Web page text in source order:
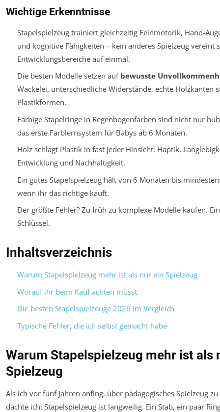
Wichtige Erkenntnisse
Stapelspielzeug trainiert gleichzeitig Feinmotorik, Hand-
und kognitive Fähigkeiten – kein anderes Spielzeug vereint
Entwicklungsbereiche auf einmal.
Die besten Modelle setzen auf bewusste
Wackelei, unterschiedliche Widerstände, echte Holzkanten
Plastikformen.
Farbige Stapelringe in Regenbogenfarben sind nicht nur
das erste Farblernsystem für Babys ab 6 Monaten.
Holz schlägt Plastik in fast jeder Hinsicht: Haptik,
Entwicklung und Nachhaltigkeit.
Ein gutes Stapelspielzeug hält von 6 Monaten bis
wenn ihr das richtige kauft.
Der größte Fehler? Zu früh zu komplexe Modelle kaufen.
Schlüssel.
Inhaltsverzeichnis
Warum Stapelspielzeug mehr ist als nur ein Spielzeug
Worauf ihr beim Kauf achten müsst
Die besten Stapelspielzeuge 2026 im Vergleich
Typische Fehler, die ich selbst gemacht habe
Warum Stapelspielzeug mehr ist als
Spielzeug
Als ich vor fünf Jahren anfing, über pädagogisches Spielzeug
dachte ich: Stapelspielzeug ist langweilig. Ein Stab, ein paar